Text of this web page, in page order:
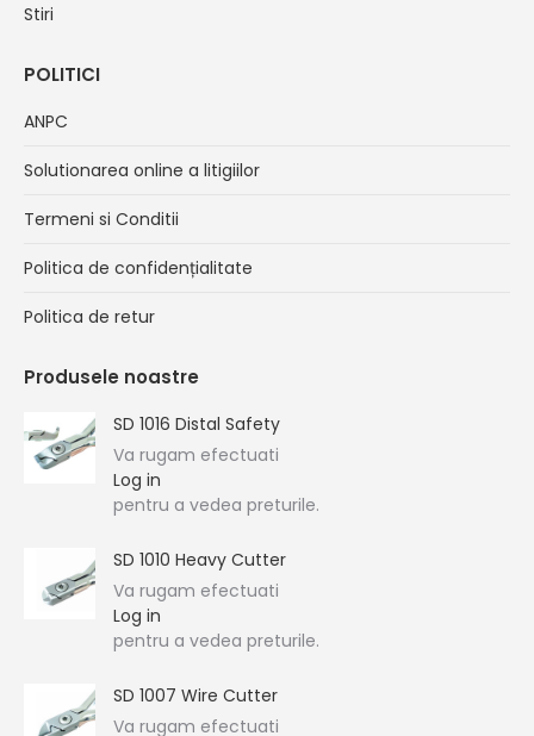
Stiri
POLITICI
ANPC
Solutionarea online a litigiilor
Termeni si Conditii
Politica de confidențialitate
Politica de retur
Produsele noastre
SD 1016 Distal Safety
Va rugam efectuati
Log in
pentru a vedea preturile.
SD 1010 Heavy Cutter
Va rugam efectuati
Log in
pentru a vedea preturile.
SD 1007 Wire Cutter
Va rugam efectuati